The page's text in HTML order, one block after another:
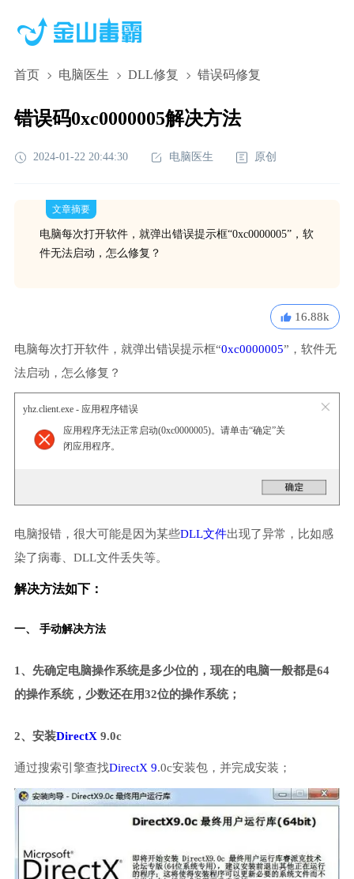
首页 电脑医生 DLL修复 错误码修复
错误码0xc0000005解决方法
2024-01-22 20:44:30 电脑医生 原创
文章摘要
电脑每次打开软件，就弹出错误提示框“0xc0000005”，软
件无法启动，怎么修复？
16.88k
电脑每次打开软件，就弹出错误提示框“0xc0000005”，软件无
法启动，怎么修复？
yhz.client.exe - 应用程序错误
应用程序无法正常启动(0xc0000005)。请单击“确定”关
闭应用程序。
电脑报错，很大可能是因为某些DLL文件出现了异常，比如感
染了病毒、DLL文件丢失等。
解决方法如下：
一、 手动解决方法
1、先确定电脑操作系统是多少位的，现在的电脑一般都是64
的操作系统，少数还在用32位的操作系统；
2、安装DirectX 9.0c
通过搜索引擎查找DirectX 9.0c安装包，并完成安装；